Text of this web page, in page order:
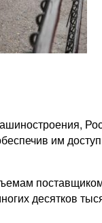
им
десятков